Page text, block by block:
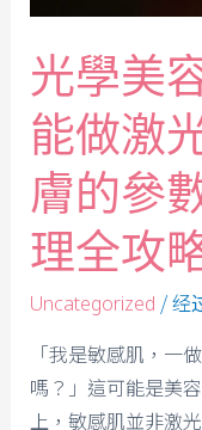
光學美
能做激
膚的參
理全攻
Uncategorized / 经
「我是敏感肌，一
嗎？」這可能是美
上，敏感肌並非激